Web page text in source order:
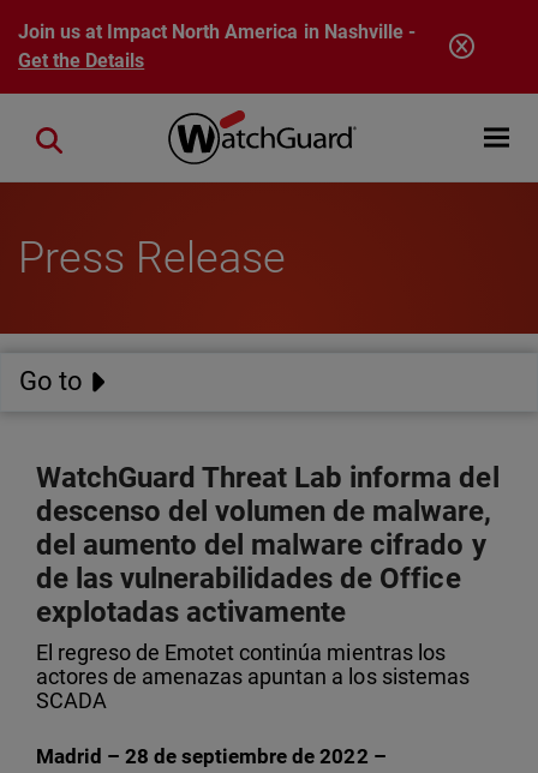
Skip to main content
Join us at Impact North America in Nashville -
Get the Details
Open
Close search
Press Release
Go to
WatchGuard Threat Lab informa del
descenso del volumen de malware,
del aumento del malware cifrado y
de las vulnerabilidades de Office
explotadas activamente
El regreso de Emotet continúa mientras los
actores de amenazas apuntan a los sistemas
SCADA
Madrid – 28 de septiembre de 2022 –